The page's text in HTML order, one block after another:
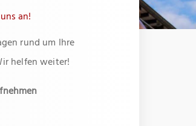
an!
rund um Ihre
helfen weiter!